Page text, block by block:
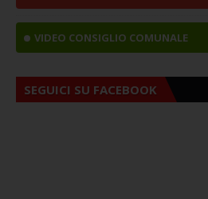
VIDEO CONSIGLIO COMUNALE
SEGUICI SU FACEBOOK